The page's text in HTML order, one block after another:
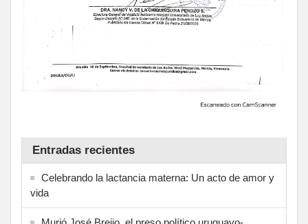
Entradas recientes
Celebrando la lactancia materna: Un acto de amor y
vida